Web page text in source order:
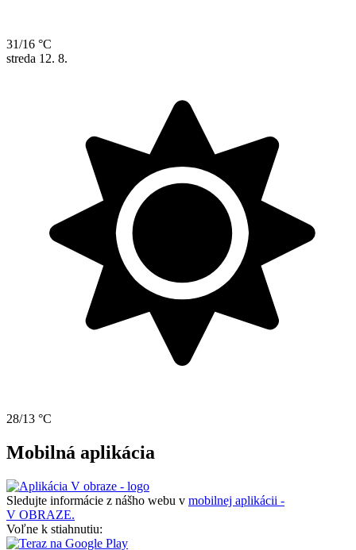
31/16 °C
streda 12. 8.
28/13 °C
Mobilná aplikácia
Sledujte informácie z nášho webu v mobilnej aplikácii -
V OBRAZE.
Voľne k stiahnutiu: